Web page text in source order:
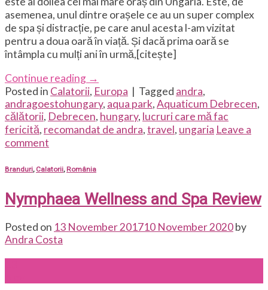
asemenea, unul dintre orașele ce au un super complex
de spa și distracție, pe care anul acesta l-am vizitat
pentru a doua oară în viață. Și dacă prima oară se
întâmpla cu mulți ani în urmă,[citește]
Continue reading →
Posted in Calatorii, Europa | Tagged andra,
andragoestohungary, aqua park,Aquaticum Debrecen,
călătorii, Debrecen, hungary, lucruri care mă fac
fericită, recomandat de andra,travel, ungaria Leave a
comment
Branduri, Calatorii, România
Nymphaea Wellness and Spa Review
Posted on 13 November 201710 November 2020by
Andra Costa